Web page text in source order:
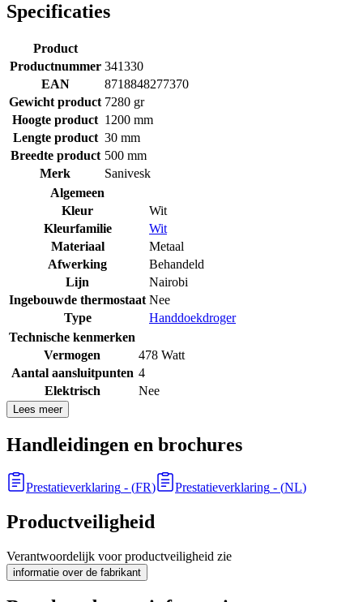
Specificaties
Product
Productnummer 341330
EAN
8718848277370
Gewicht product 7280 gr
Hoogte product 1200 mm
Lengte product 30 mm
Breedte product 500 mm
Merk
Sanivesk
Algemeen
Kleur
Wit
Kleurfamilie
Wit
Materiaal
Metaal
Afwerking
Behandeld
Lijn
Nairobi
Ingebouwde thermostaat Nee
Type
Handdoekdroger
Technische kenmerken
Vermogen
478 Watt
Aantal aansluitpunten 4
Elektrisch
Nee
Lees meer
Handleidingen en brochures
Prestatieverklaring - (FR) Prestatieverklaring - (NL)
Productveiligheid
Verantwoordelijk voor productveiligheid zie
informatie over de fabrikant